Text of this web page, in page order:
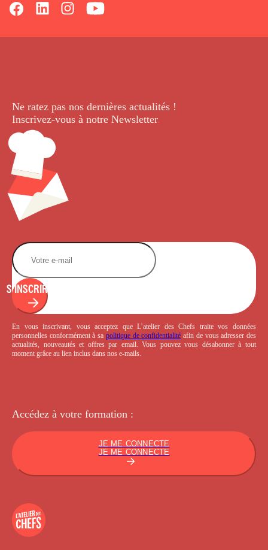
Ne ratez pas nos dernières actualités !
Inscrivez-vous à notre Newsletter.
S'INSCRIRE
En vous inscrivant, vous acceptez que L’atelier des Chefs traite vos données
personnelles conformément à sa politique de confidentialité afin de vous adresser des
actualités, nouveautés et offres par email. Vous pouvez vous désabonner à tout
moment grâce au lien inclus dans nos e-mails.
Accédez à votre formation :
JE ME CONNECTE
JE ME CONNECTE